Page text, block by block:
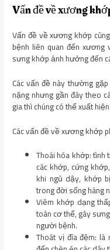
Vấn đề về xương
Vấn đề về xương khớp
bệnh liên quan đến xương
sưng khớp ảnh hưởng đến
Các vấn đề này thường
nặng nhưng gần đây theo
gia thì chúng có thể xuất
Các vấn đề về xương khớp
Thoái hóa khớp: tình
các khớp, cứng
khi ngủ dậy, khớp
trong đời sống hàng
Viêm khớp dạng
toàn cơ thể, gây
người bệnh.
Thoát vị đĩa đệm: